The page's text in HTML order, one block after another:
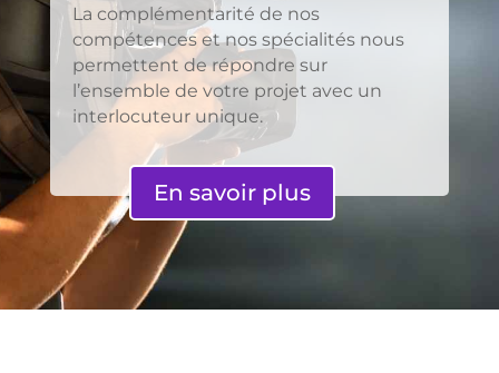
La complémentarité de nos
compétences et nos spécialités nous
permettent de répondre sur
l’ensemble de votre projet avec un
interlocuteur unique.
En savoir plus